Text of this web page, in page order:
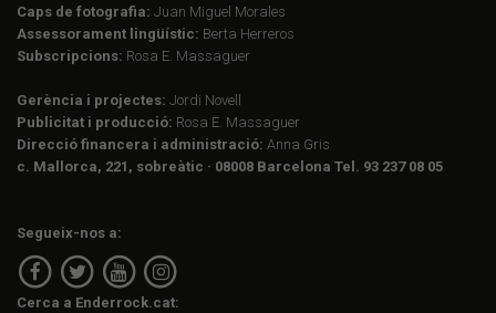
Caps de fotografia: Juan Miguel Morales
Assessorament lingüístic: Berta Herreros
Subscripcions: Rosa E. Massaguer
Gerència i projectes: Jordi Novell
Publicitat i producció: Rosa E. Massaguer
Direcció financera i administració: Anna Gris
c. Mallorca, 221, sobreàtic · 08008 Barcelona Tel. 93 237 08 05
Segueix-nos a:
Cerca a Enderrock.cat: